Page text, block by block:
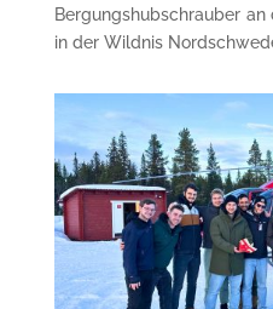
Bergungshubschrauber
in der Wildnis